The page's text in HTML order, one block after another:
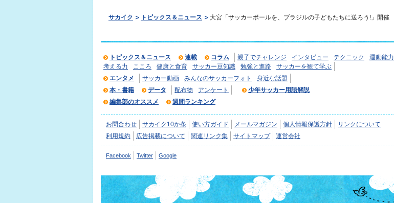
サカイク トピックス＆ニュース 大宮「サッカーボールを、ブラジルの子どもたちに送ろう!」開催
トピックス＆ニュース 連載 コラム 親子でチャレンジ インタビュー テクニック
運動能力
考える力
こころ 健康と食育 サッカー豆知識 勉強と進路
サッカーを観て学ぶ
エンタメ
サッカー動画 みんなのサッカーフォト
身近な話題
本・書籍
データ 配布物 アンケート
少年サッカー用語解説
編集部のオススメ
週間ランキング
お問合わせ サカイク10か条 使い方ガイド メールマガジン 個人情報保護方針
リンクについて
利用規約
広告掲載について 関連リンク集 サイトマップ 運営会社
Facebook Twitter Google